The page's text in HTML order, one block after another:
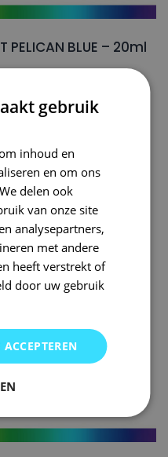
PELICAN BLUE – 20ml
gebruik
inhoud en
en om ons
delen ook
van onze site
analysepartners,
met andere
heeft verstrekt of
door uw gebruik